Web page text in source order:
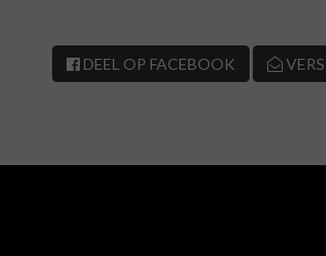
DEEL OP FACEBOOK